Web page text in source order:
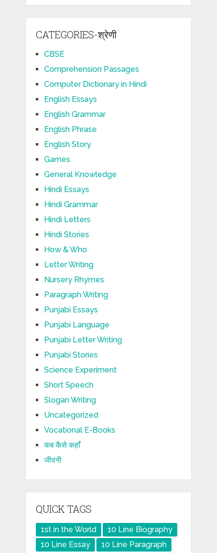
CATEGORIES-श्रेणी
CBSE
Comprehension Passages
Computer Dictionary in Hindi
English Essays
English Grammar
English Phrase
English Story
Games
General Knowledge
Hindi Essays
Hindi Grammar
Hindi Letters
Hindi Stories
How & Who
Letter Writing
Nursery Rhymes
Paragraph Writing
Punjabi Essays
Punjabi Language
Punjabi Letter Writing
Punjabi Stories
Science Experiment
Short Speech
Slogan Writing
Uncategorized
Vocational E-Books
कब कैसे कहाँ
जीवनी
QUICK TAGS
1st in the World
10 Line Biography
10 Line Essay
10 Line Paragraph